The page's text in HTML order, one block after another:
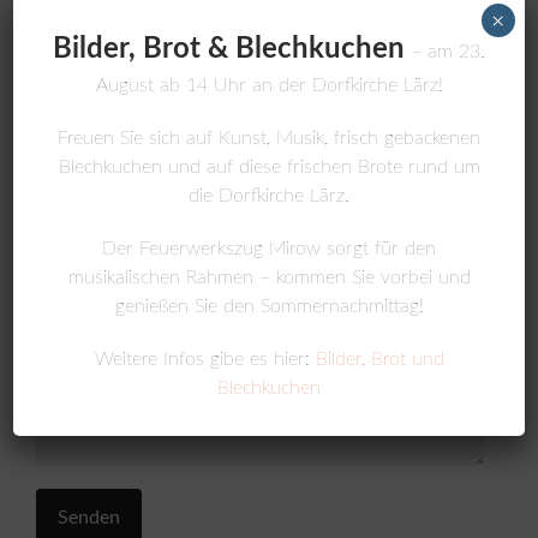
Bilder, Brot & Blechkuchen – am 23.
August ab 14 Uhr an der Dorfkirche Lärz!
Freuen Sie sich auf Kunst, Musik, frisch gebackenen
Blechkuchen und auf diese frischen Brote rund um
die Dorfkirche Lärz.
Der Feuerwerkszug Mirow sorgt für den
musikalischen Rahmen – kommen Sie vorbei und
genießen Sie den Sommernachmittag!
Weitere Infos gibe es hier: Bilder, Brot und
Blechkuchen
×